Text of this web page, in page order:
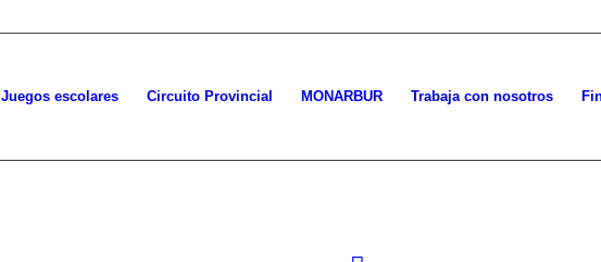
Juegos escolares Circuito Provincial MONARBUR Trabaja con nosotros